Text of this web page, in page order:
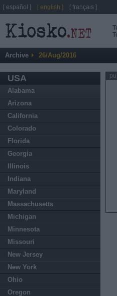
Archive 26/Aug/2016
USA
Alabama
Arizona
California
Colorado
Florida
Georgia
Illinois
Indiana
Maryland
Massachusetts
Michigan
Minnesota
Missouri
New Jersey
New York
Ohio
Oregon
[ español ] [ english ] [ français ]